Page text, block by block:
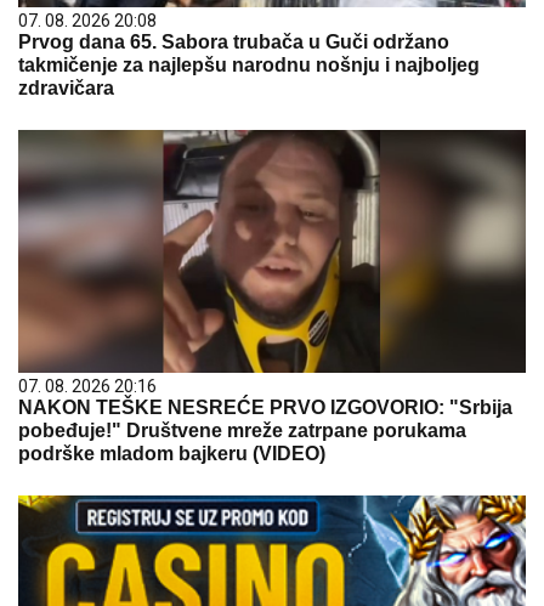
07. 08. 2026 20:08
Prvog dana 65. Sabora trubača u Guči održano
takmičenje za najlepšu narodnu nošnju i najboljeg
zdravičara
07. 08. 2026 20:16
NAKON TEŠKE NESREĆE PRVO IZGOVORIO: "Srbija
pobeđuje!" Društvene mreže zatrpane porukama
podrške mladom bajkeru (VIDEO)